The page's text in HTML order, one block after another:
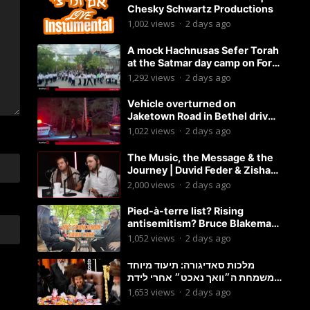
Chesky Schwartz Productions
1,002views · 2 days ago
A mock Hachnusas Sefer Torah
at the Satmar day camp on Fort
Hamilton Parkway.
1,292 views · 2 days ago
Vehicle overturned on
Jaketown Road in Bethel driver
arrested for driving while
1,022views · 2 days ago
The Music, the Message & the
Journey | Duvid Feder & Zisha
Surkis | Round Table #11
2,000views · 2 days ago
Pied-à-terre list? Rising
antisemitism? Bruce Blakeman
chances? Podcast with
1,052views · 2 days ago
מלכות סאדיגורה: תיעוד מיוחד
משמחת ה״וואך נאכט״ אחרי לידת
בן האדמו״ר-פשוט לצפות ולהנות
1,653 views · 2 days ago